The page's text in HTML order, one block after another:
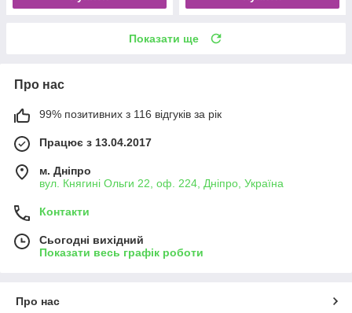
Показати ще
Про нас
99% позитивних з 116 відгуків за рік
Працює з 13.04.2017
м. Дніпро
вул. Княгині Ольги 22, оф. 224, Дніпро, Україна
Контакти
Сьогодні вихідний
Показати весь графік роботи
Про нас